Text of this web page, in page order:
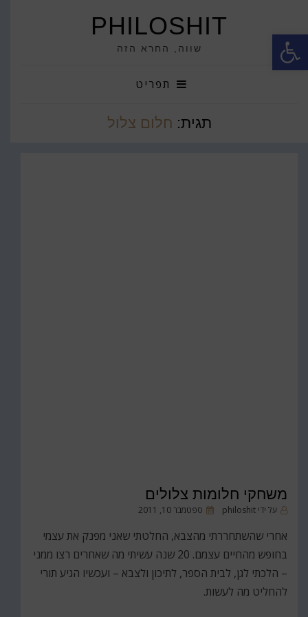
פתח סרגל נגישות PHILOSHIT
שווה, החרא הזה
תפריט
תגית: חלום צלול
משחקי חלומות צלולים
על ידי philoshit
פורסםספטמבר 10, 2011
אחרי שהשתחררתי מהצבא, החלטתי שאני מפנק את עצמי
בחופש מהחיים עצמם. 20 שנה עשיתי מה שאחרים רצו ממני
– הלכתי לגן, לבית הספר, לתיכון ולצבא – ועכשיו הגיע תורי
להחליט מה לעשות.